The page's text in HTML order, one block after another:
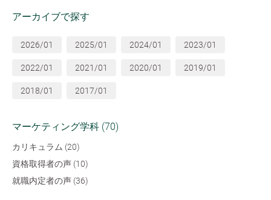
アーカイブで探す
2026/01 2025/01 2024/01 2023/01
2022/01 2021/01 2020/01 2019/01
2018/01 2017/01
マーケティング学科 (70)
カリキュラム (20)
資格取得者の声 (10)
就職内定者の声 (36)